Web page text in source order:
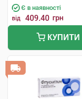
Є в наявності
від 409.40 грн
КУПИТИ